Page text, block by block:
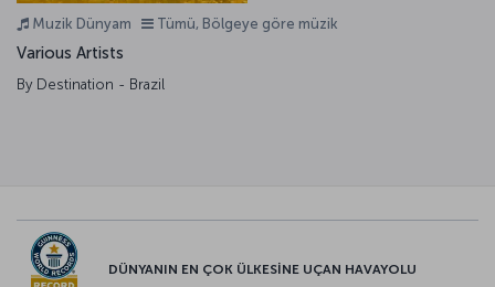
Muzik Dünyam Tümü, Bölgeye göre müzik
Various Artists
By Destination - Brazil
DÜNYANIN EN ÇOK ÜLKESİNE UÇAN HAVAYOLU